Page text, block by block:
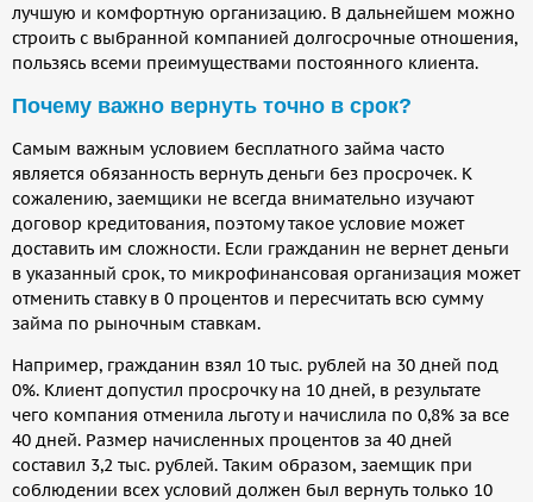
лучшую и комфортную организацию. В дальнейшем можно
строить с выбранной компанией долгосрочные отношения,
пользясь всеми преимуществами постоянного клиента.
Почему важно вернуть точно в срок?
Самым важным условием бесплатного займа часто
является обязанность вернуть деньги без просрочек. К
сожалению, заемщики не всегда внимательно изучают
договор кредитования, поэтому такое условие может
доставить им сложности. Если гражданин не вернет деньги
в указанный срок, то микрофинансовая организация может
отменить ставку в 0 процентов и пересчитать всю сумму
займа по рыночным ставкам.
Например, гражданин взял 10 тыс. рублей на 30 дней под
0%. Клиент допустил просрочку на 10 дней, в результате
чего компания отменила льготу и начислила по 0,8% за все
40 дней. Размер начисленных процентов за 40 дней
составил 3,2 тыс. рублей. Таким образом, заемщик при
соблюдении всех условий должен был вернуть только 10